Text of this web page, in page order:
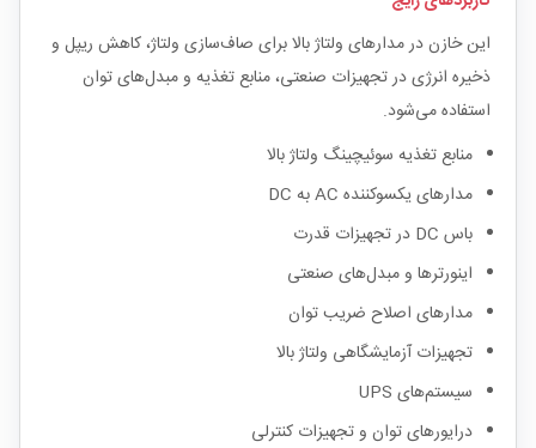
این خازن در مدارهای ولتاژ بالا برای صاف‌سازی ولتاژ، کاهش ریپل و
ذخیره انرژی در تجهیزات صنعتی، منابع تغذیه و مبدل‌های توان
استفاده می‌شود.
منابع تغذیه سوئیچینگ ولتاژ بالا
مدارهای یکسوکننده AC به DC
باس DC در تجهیزات قدرت
اینورترها و مبدل‌های صنعتی
مدارهای اصلاح ضریب توان
تجهیزات آزمایشگاهی ولتاژ بالا
سیستم‌های UPS
درایورهای توان و تجهیزات کنترلی